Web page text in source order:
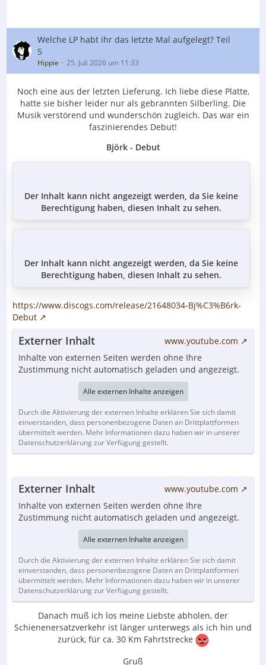
Welche LP habt ihr das letzte Mal aufgelegt? Teil
5
Hippie 25. Juli 2026 um 11:33
Noch eine aus der letzten Lieferung. Ich liebe diese Platte,
hatte sie bisher leider nur als gebrannten Silberling. Die
Musik verstörend und wunderschön zugleich. Das war ein
faszinierendes Debut!
Björk - Debut
Der Inhalt kann nicht angezeigt werden, da Sie keine
Berechtigung haben, diesen Inhalt zu sehen.
Der Inhalt kann nicht angezeigt werden, da Sie keine
Berechtigung haben, diesen Inhalt zu sehen.
https://www.discogs.com/release/21648034-Bj%C3%B6rk-
Debut
Externer Inhalt
www.youtube.com
Inhalte von externen Seiten werden ohne Ihre
Zustimmung nicht automatisch geladen und angezeigt.
Alle externen Inhalte anzeigen
Durch die Aktivierung der externen Inhalte erklären Sie sich damit
einverstanden, dass personenbezogene Daten an Drittplattformen
übermittelt werden. Mehr Informationen dazu haben wir in unserer
Datenschutzerklärung zur Verfügung gestellt.
Externer Inhalt
www.youtube.com
Inhalte von externen Seiten werden ohne Ihre
Zustimmung nicht automatisch geladen und angezeigt.
Alle externen Inhalte anzeigen
Durch die Aktivierung der externen Inhalte erklären Sie sich damit
einverstanden, dass personenbezogene Daten an Drittplattformen
übermittelt werden. Mehr Informationen dazu haben wir in unserer
Datenschutzerklärung zur Verfügung gestellt.
Danach muß ich los meine Liebste abholen, der
Schienenersatzverkehr ist länger unterwegs als ich hin und
zurück, für ca. 30 Km Fahrtstrecke
Gruß